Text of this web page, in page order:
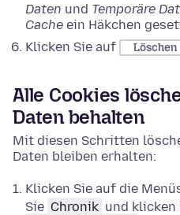
Daten und Temporäre
Cache ein Häkchen
Klicken Sie auf
Löschen
Alle Cookies
Daten behalten
Mit diesen Schritten
Daten bleiben erhalten:
Klicken Sie auf die
Sie Chronik und klicken